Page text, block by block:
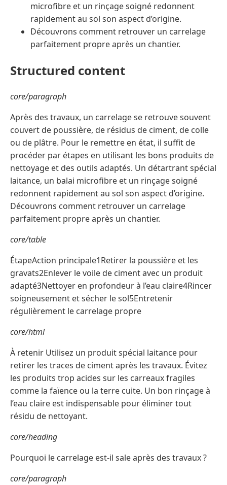
microfibre et un rinçage soigné redonnent
rapidement au sol son aspect d’origine.
Découvrons comment retrouver un carrelage
parfaitement propre après un chantier.
Structured content
core/paragraph
Après des travaux, un carrelage se retrouve souvent
couvert de poussière, de résidus de ciment, de colle
ou de plâtre. Pour le remettre en état, il suffit de
procéder par étapes en utilisant les bons produits de
nettoyage et des outils adaptés. Un détartrant spécial
laitance, un balai microfibre et un rinçage soigné
redonnent rapidement au sol son aspect d’origine.
Découvrons comment retrouver un carrelage
parfaitement propre après un chantier.
core/table
ÉtapeAction principale1Retirer la poussière et les
gravats2Enlever le voile de ciment avec un produit
adapté3Nettoyer en profondeur à l’eau claire4Rincer
soigneusement et sécher le sol5Entretenir
régulièrement le carrelage propre
core/html
À retenir Utilisez un produit spécial laitance pour
retirer les traces de ciment après les travaux. Évitez
les produits trop acides sur les carreaux fragiles
comme la faïence ou la terre cuite. Un bon rinçage à
l’eau claire est indispensable pour éliminer tout
résidu de nettoyant.
core/heading
Pourquoi le carrelage est-il sale après des travaux ?
core/paragraph